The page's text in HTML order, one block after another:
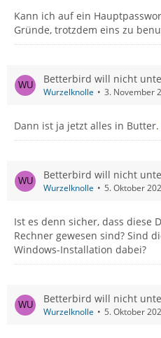
Kann ich auf ein
Gründe, trotzdem eins zu
Betterbird will nicht
Wurzelknolle 3. November
Dann ist ja jetzt alles in Butter.
Betterbird will nicht
Wurzelknolle 5. Oktober
Ist es denn sicher, dass diese
Rechner gewesen sind? Sind
Windows-Installation dabei?
Betterbird will nicht
Wurzelknolle 5. Oktober